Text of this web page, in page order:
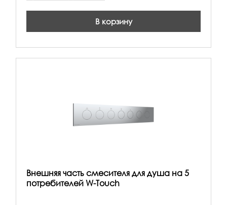
В корзину
Внешняя часть смесителя для душа на 5
потребителей W-Touch